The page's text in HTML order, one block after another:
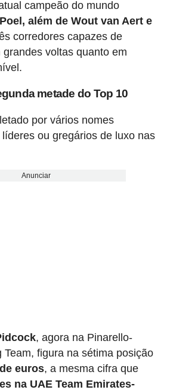
campeão do mundo
além de Wout van Aert e
corredores capazes de
voltas quanto em
metade do Top 10
por vários nomes
ou gregários de luxo nas
Anunciar
, agora na Pinarello-
Team, figura na sétima posição
euros, a mesma cifra que
na UAE Team Emirates-